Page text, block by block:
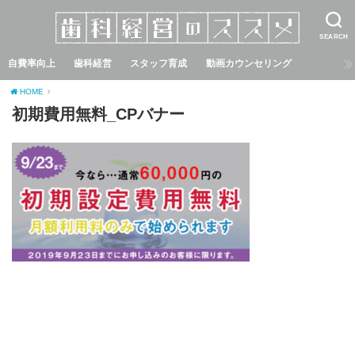
SEARCH
自費率向上 歯科経営 スタッフ育成 動画カウンセリング
HOME
初期費用無料_CPバナー